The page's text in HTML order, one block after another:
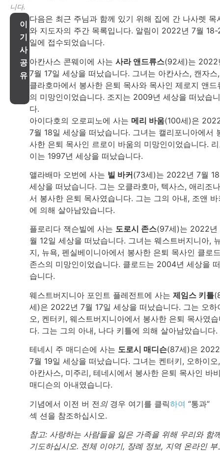
니다.
이
기
사
공
유
다음은 최근 주님과 함께 있기 위해 집에 간 나사렛 목
와 지도자의 주간 목록입니다. 알림이 2022년 7월
일에 접수되었습니다.
아칸사스 콘웨이에 사는 사라 앤드류스(92세)는 2022
7월 17일 세상을 떠났습니다. 그녀는 아칸사스, 캔자스
클라호마에서 봉사한 은퇴 목사와 목사인 제로지 앤드
의 미망인이었습니다. 조지는 2009년 세상을 떠났습니
다.
아이다호의 오로피노에 사는 메리 바움(100세)은
7월 18일 세상을 떠났습니다. 그녀는 캘리포니아에서
사한 은퇴 목사인 르로이 바움의 미망인이었습니다.
이는 1997년 세상을 떠났습니다.
앨라배마 오번에 사는 빌 바커(73세)는 2022년 7월
세상을 떠났습니다. 그는 오클라호마, 텍사스, 애리조
서 봉사한 은퇴 목사였습니다. 그는 그의 아내, 조앤 바
에 의해 살아남았습니다.
플로리다 잭슨빌에 사는 도로시 존스(97세)는 2022년
월 12일 세상을 떠났습니다. 그녀는 웨스트버지니아,
지, 뉴욕, 펜실베이니아에서 봉사한 은퇴 목사인 클로
존스의 미망인이었습니다. 클로드는 2004년 세상을
습니다.
웨스트버지니아 포인트 플레전트에 사는 제임스 키틀
세)은 2022년 7월 17일 세상을 떠났습니다. 그는 오하
오, 켄터키, 웨스트버지니아에서 봉사한 은퇴 목사였
다. 그는 그의 아내, 나다 키틀에 의해 살아남았습니다.
테네시 주 매디슨에 사는 도로시 매디슨(87세)은
7월 19일 세상을 떠났습니다. 그녀는 켄터키, 오하이오,
아칸사스, 미주리, 테네시에서 봉사한 은퇴 목사인 바
매디슨의 아내였습니다.
기념에서 이전 버 전의경우 여기를 클릭하여 “통과”
섹 션을 참조하십시오.
참고: 사랑하는 사람들을 잃은 가족을 위해 우리와 함
기도하십시오. 전체 이야기, 장례 정보, 지역 온라인 부